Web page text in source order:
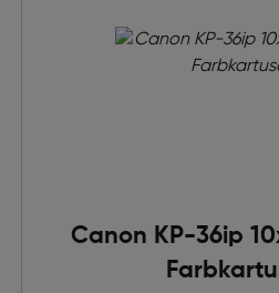
Canon KP-36ip